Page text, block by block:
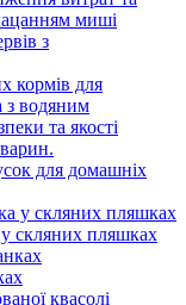
з
для домашніх
у скляних пляшках